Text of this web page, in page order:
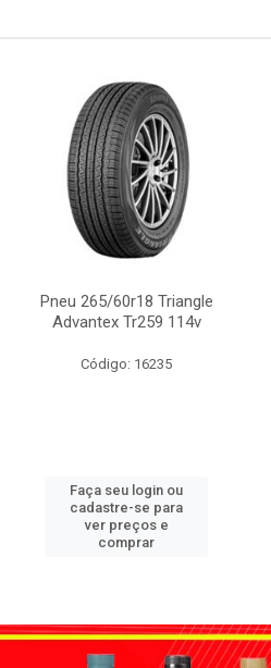
Pneu 265/60r18 Triangle
Advantex Tr259 114v
Código: 16235
Faça seu login ou
cadastre-se para
ver preços e
comprar